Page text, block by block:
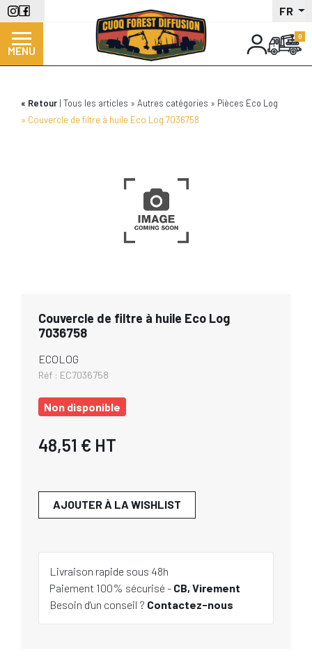
Aller
au
contenu
principal
FR
MENU
Retour Tous les articles Autres catégories
Pièces Eco Log
Couvercle de filtre à huile Eco Log 7036758
Couvercle de filtre à huile Eco Log
7036758
ECOLOG
Réf : EC7036758
Non disponible
48,51 € HT
AJOUTER À LA WISHLIST
Livraison rapide sous 48h
Paiement 100% sécurisé - CB, Virement
Besoin d'un conseil ? Contactez-nous